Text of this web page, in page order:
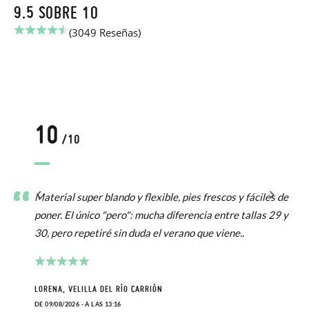
9.5 SOBRE 10
(3049 Reseñas)
10 /10
Material super blando y flexible, pies frescos y fáciles de
poner. El único "pero": mucha diferencia entre tallas 29 y
30, pero repetiré sin duda el verano que viene..
LORENA, VELILLA DEL RÍO CARRIÓN
DE 09/08/2026 - A LAS 13:16